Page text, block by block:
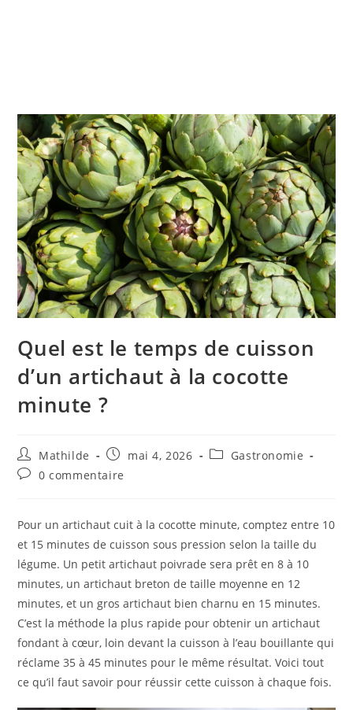
Quel est le temps de cuisson
d’un artichaut à la cocotte
minute ?
Mathilde mai 4, 2026
Gastronomie
0 commentaire
Pour un artichaut cuit à la cocotte minute, comptez entre 10
et 15 minutes de cuisson sous pression selon la taille du
légume. Un petit artichaut poivrade sera prêt en 8 à 10
minutes, un artichaut breton de taille moyenne en 12
minutes, et un gros artichaut bien charnu en 15 minutes.
C’est la méthode la plus rapide pour obtenir un artichaut
fondant à cœur, loin devant la cuisson à l’eau bouillante qui
réclame 35 à 45 minutes pour le même résultat. Voici tout
ce qu’il faut savoir pour réussir cette cuisson à chaque fois.